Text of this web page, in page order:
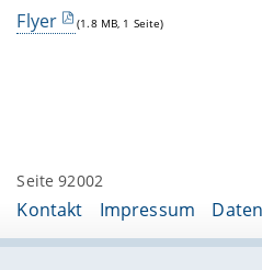
Flyer
(1.8 MB, 1 Seite)
Seite 92002
Kontakt Impressum